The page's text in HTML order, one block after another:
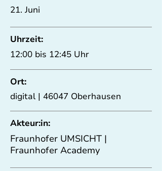
21. Juni
Uhrzeit:
12:00 bis 12:45 Uhr
Ort:
digital | 46047 Oberhausen
Akteur:in:
Fraunhofer UMSICHT |
Fraunhofer Academy